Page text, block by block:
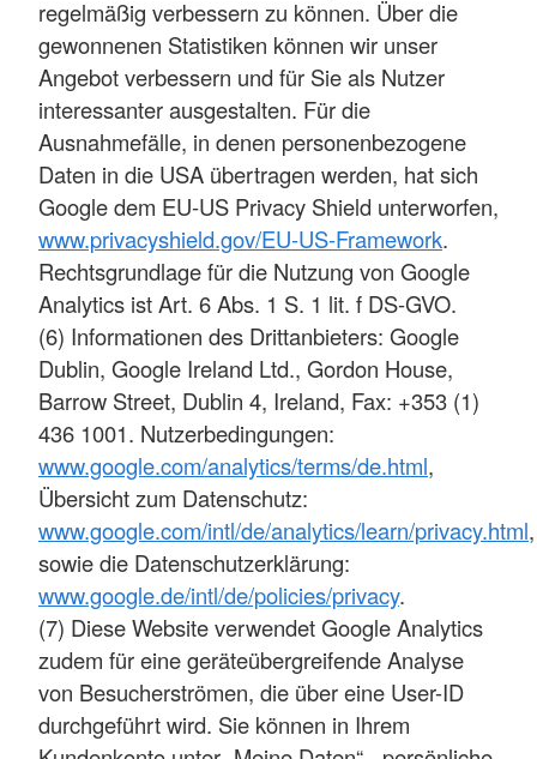
regelmäßig verbessern zu können. Über die
gewonnenen Statistiken können wir unser
Angebot verbessern und für Sie als Nutzer
interessanter ausgestalten. Für die
Ausnahmefälle, in denen personenbezogene
Daten in die USA übertragen werden, hat sich
Google dem EU-US Privacy Shield unterworfen,
www.privacyshield.gov/EU-US-Framework.
Rechtsgrundlage für die Nutzung von Google
Analytics ist Art. 6 Abs. 1 S. 1 lit. f DS-GVO.
(6) Informationen des Drittanbieters: Google
Dublin, Google Ireland Ltd., Gordon House,
Barrow Street, Dublin 4, Ireland, Fax: +353 (1)
436 1001. Nutzerbedingungen:
www.google.com/analytics/terms/de.html,
Übersicht zum Datenschutz:
www.google.com/intl/de/analytics/learn/privacy.html,
sowie die Datenschutzerklärung:
www.google.de/intl/de/policies/privacy.
(7) Diese Website verwendet Google Analytics
zudem für eine geräteübergreifende Analyse
von Besucherströmen, die über eine User-ID
durchgeführt wird. Sie können in Ihrem